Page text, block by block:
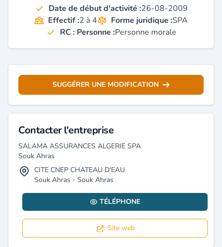
Date de début d'activité :26-08-2009
Effectif :2 à 4 Forme juridique :SPA
RC : Personne :Personne morale
SUGGÉRER UNE MODIFICATION
Contacter l'entreprise
SALAMA ASSURANCES ALGERIE SPA
Souk Ahras
CITE CNEP CHATEAU D'EAU
Souk Ahras - Souk Ahras
TÉLÉPHONE
Site web